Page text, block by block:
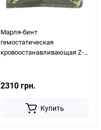
Марля-бинт
гемостатическая
кровоостанавливающая Z-
2310 грн.
Купить